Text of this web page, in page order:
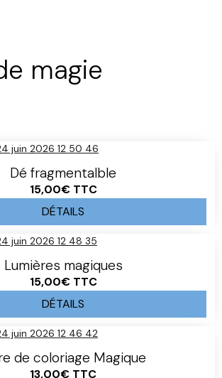
magie
Dé fragmentalble
15,00€ TTC
DÉTAILS
Lumières magiques
15,00€ TTC
DÉTAILS
de coloriage Magique
13,00€ TTC